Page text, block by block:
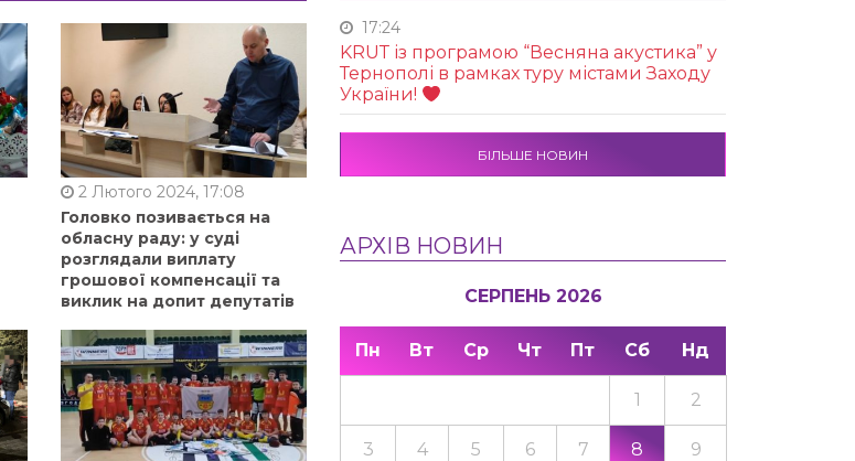
2 Лютого 2024, 17:08
Головко позивається на
обласну раду: у суді
розглядали виплату
грошової компенсації та
виклик на допит депутатів
17:24
KRUТ із програмою “Весняна акустика” у
Тернополі в рамках туру містами Заходу
України!
БІЛЬШЕ НОВИН
АРХІВ НОВИН
СЕРПЕНЬ 2026
Пн Вт Ср Чт Пт Сб Нд
1 2
3 4 5 6 7 8 9